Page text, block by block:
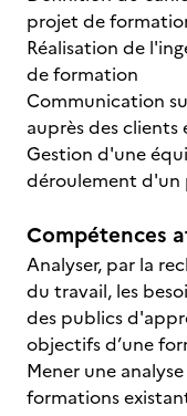
projet de
Réalisation de
de formation
Communication
auprès des
Gestion d'une
déroulement
Compétences
Analyser, par la
du travail, les
des publics
objectifs d’une
Mener une
formations